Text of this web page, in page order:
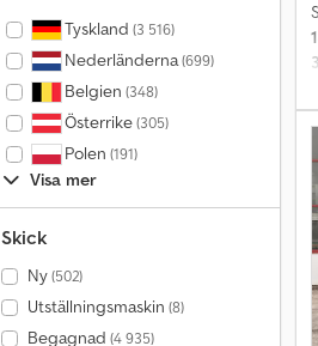
Tyskland (3 516)
Nederländerna(699)
Belgien (348)
Österrike(305)
Polen (191)
Visa mer
Skick
Ny(502)
Utställningsmaskin (8)
Begagnad (4 935)